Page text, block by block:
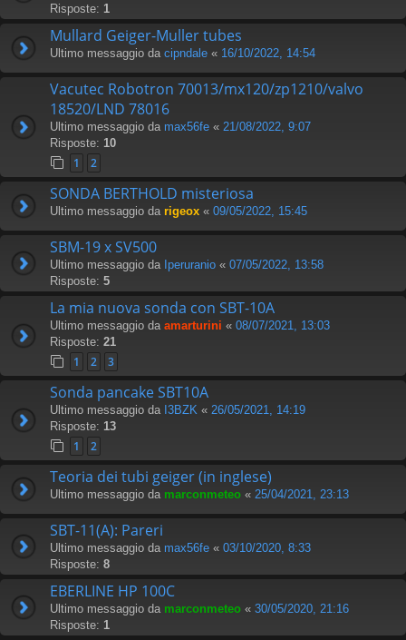
Risposte: 1
Mullard Geiger-Muller tubes
Ultimo messaggio da cipndale « 16/10/2022, 14:54
Vacutec Robotron 70013/mx120/zp1210/valvo
18520/LND 78016
Ultimo messaggio da max56fe « 21/08/2022, 9:07
Risposte: 10
1 2
SONDA BERTHOLD misteriosa
Ultimo messaggio da rigeox « 09/05/2022, 15:45
SBM-19 x SV500
Ultimo messaggio da Iperuranio « 07/05/2022, 13:58
Risposte: 5
La mia nuova sonda con SBT-10A
Ultimo messaggio da amarturini « 08/07/2021, 13:03
Risposte: 21
1 2 3
Sonda pancake SBT10A
Ultimo messaggio da I3BZK « 26/05/2021, 14:19
Risposte: 13
1 2
Teoria dei tubi geiger (in inglese)
Ultimo messaggio da marconmeteo « 25/04/2021, 23:13
SBT-11(A): Pareri
Ultimo messaggio da max56fe « 03/10/2020, 8:33
Risposte: 8
EBERLINE HP 100C
Ultimo messaggio da marconmeteo « 30/05/2020, 21:16
Risposte: 1